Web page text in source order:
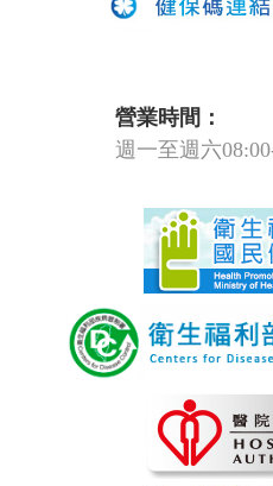
營業時間：
週一至週六